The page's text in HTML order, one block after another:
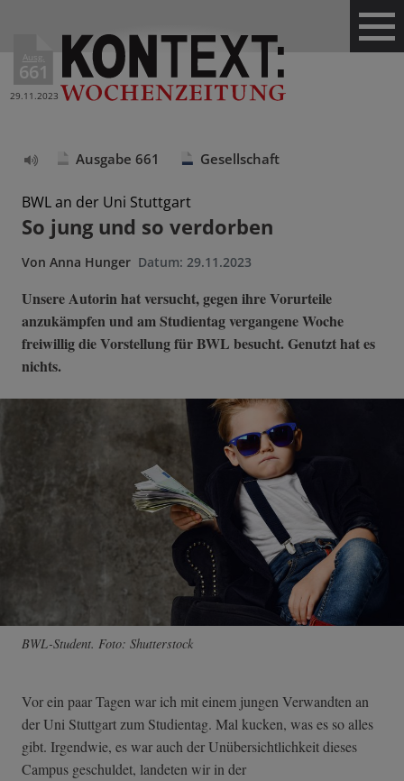
Ausg.
661
29.11.2023
vorlesen
Ausgabe 661 Gesellschaft
BWL an der Uni Stuttgart
So jung und so verdorben
Von Anna Hunger Datum: 29.11.2023
Unsere Autorin hat versucht, gegen ihre Vorurteile
anzukämpfen und am Studientag vergangene Woche
freiwillig die Vorstellung für BWL besucht. Genutzt hat es
nichts.
BWL-Student. Foto: Shutterstock
Vor ein paar Tagen war ich mit einem jungen Verwandten an
der Uni Stuttgart zum Studientag. Mal kucken, was es so alles
gibt. Irgendwie, es war auch der Unübersichtlichkeit dieses
Campus geschuldet, landeten wir in der